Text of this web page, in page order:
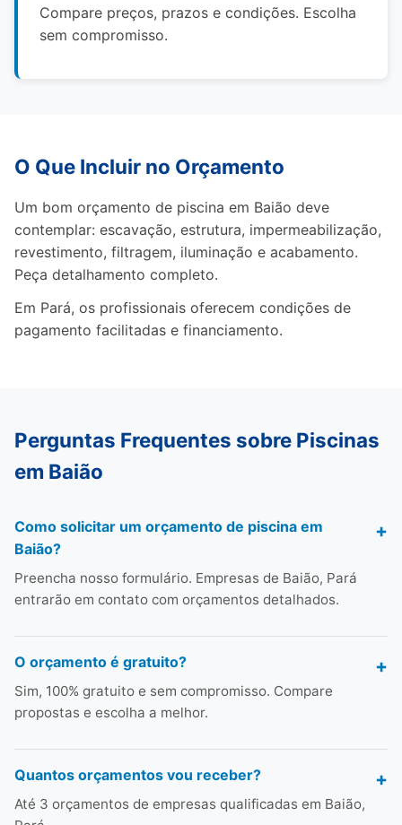
Compare preços, prazos e condições. Escolha
sem compromisso.
O Que Incluir no Orçamento
Um bom orçamento de piscina em Baião deve
contemplar: escavação, estrutura, impermeabilização,
revestimento, filtragem, iluminação e acabamento.
Peça detalhamento completo.
Em Pará, os profissionais oferecem condições de
pagamento facilitadas e financiamento.
Perguntas Frequentes sobre Piscinas
em Baião
Como solicitar um orçamento de piscina em
Baião?
Preencha nosso formulário. Empresas de Baião, Pará
entrarão em contato com orçamentos detalhados.
O orçamento é gratuito?
Sim, 100% gratuito e sem compromisso. Compare
propostas e escolha a melhor.
Quantos orçamentos vou receber?
Até 3 orçamentos de empresas qualificadas em Baião,